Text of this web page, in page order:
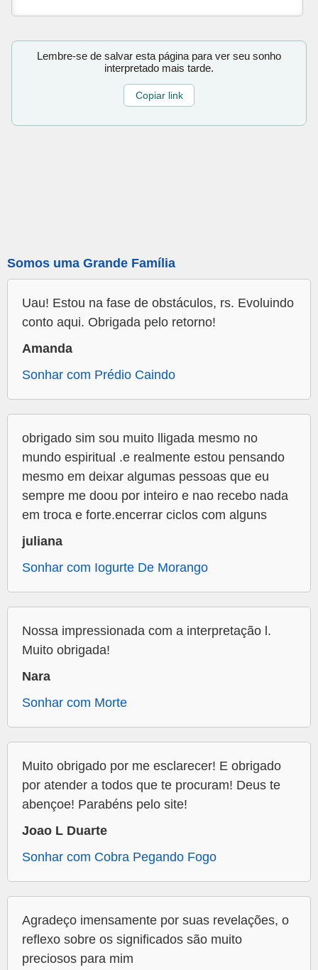
Lembre-se de salvar esta página para ver seu sonho
interpretado mais tarde.
Copiar link
Somos uma Grande Família
Uau! Estou na fase de obstáculos, rs. Evoluindo
conto aqui. Obrigada pelo retorno!
Amanda
Sonhar com Prédio Caindo
obrigado sim sou muito lligada mesmo no
mundo espiritual .e realmente estou pensando
mesmo em deixar algumas pessoas que eu
sempre me doou por inteiro e nao recebo nada
em troca e forte.encerrar ciclos com alguns
juliana
Sonhar com Iogurte De Morango
Nossa impressionada com a interpretação l.
Muito obrigada!
Nara
Sonhar com Morte
Muito obrigado por me esclarecer! E obrigado
por atender a todos que te procuram! Deus te
abençoe! Parabéns pelo site!
Joao L Duarte
Sonhar com Cobra Pegando Fogo
Agradeço imensamente por suas revelações, o
reflexo sobre os significados são muito
preciosos para mim